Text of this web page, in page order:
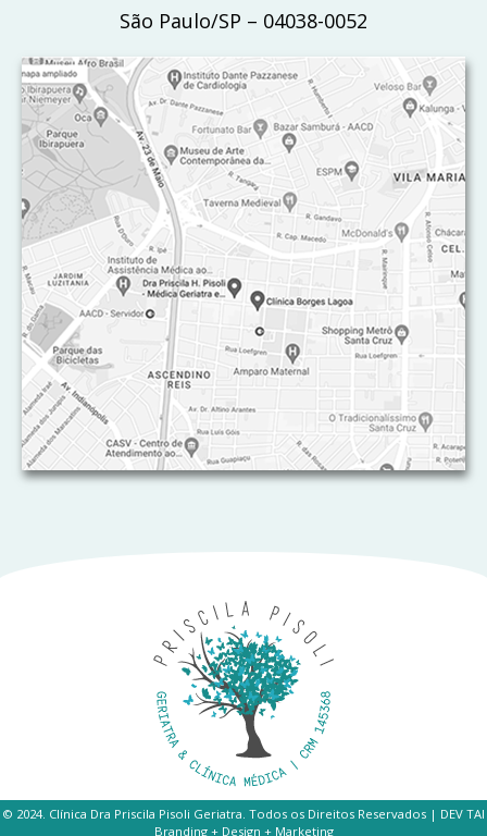
São Paulo/SP – 04038-0052
© 2024. Clínica Dra Priscila Pisoli Geriatra. Todos os Direitos Reservados | DEV TAI
Branding + Design + Marketing